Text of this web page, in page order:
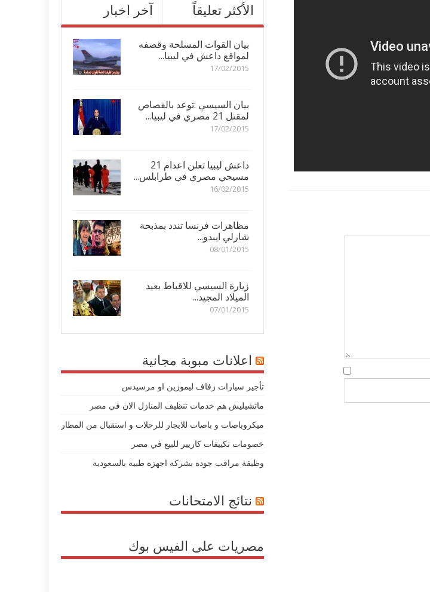
آخر اخبار الأكثر تعليقاً
بيان القوات المسلحة وقصفه
لمواقع داعش في ليبيا...
17/02/2015
بيان السيسي :توعد بالقصاص
لمقتل 21 مصري في ليبيا...
17/02/2015
داعش ليبيا تعلن اعدام 21
مسيحي مصري في طرابلس...
16/02/2015
مظاهرات فرنسا تندد بمذبحة
شارلي ايبدو...
08/01/2015
زيارة السيسي للاقباط بعيد
الميلاد المجيد...
07/01/2015
اعلانات مبوبة مجانية
تأجير سيارات زفاف ليموزين او مرسيدس
ماتشيليش هم خدمات تنظيف المنازل الان في مصر
ميكروباصات و باصات للايجار للرحلات و استقبال من المطار
خصومات تكييفات كاريير للبيع في مصر
وظيفة مراقب جودة بشركة اجهزة طبية بالسعودية
نتائج الامتحانات
مصريات على الفيس بوك